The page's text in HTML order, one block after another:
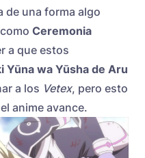
de una forma algo
Ceremonia
a que estos
Yūna wa Yūsha de Aru
a los Vetex, pero esto
anime avance.